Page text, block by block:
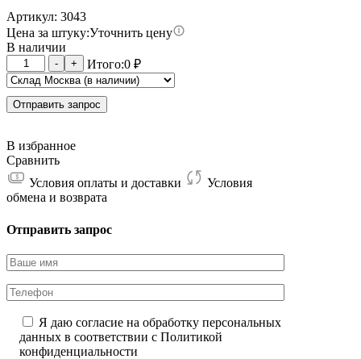
Артикул: 3043
Цена за штуку:Уточнить цену
В наличии
Количество
товара
Ledger
Nano
-
Black
- + Итого:0₽
Отправить запрос
В избранное
Сравнить
Условия оплаты и доставки
Условия
обмена и возврата
Отправить запрос
Я даю согласие на обработку персональных
данных в соответствии с Политикой
конфиденциальности